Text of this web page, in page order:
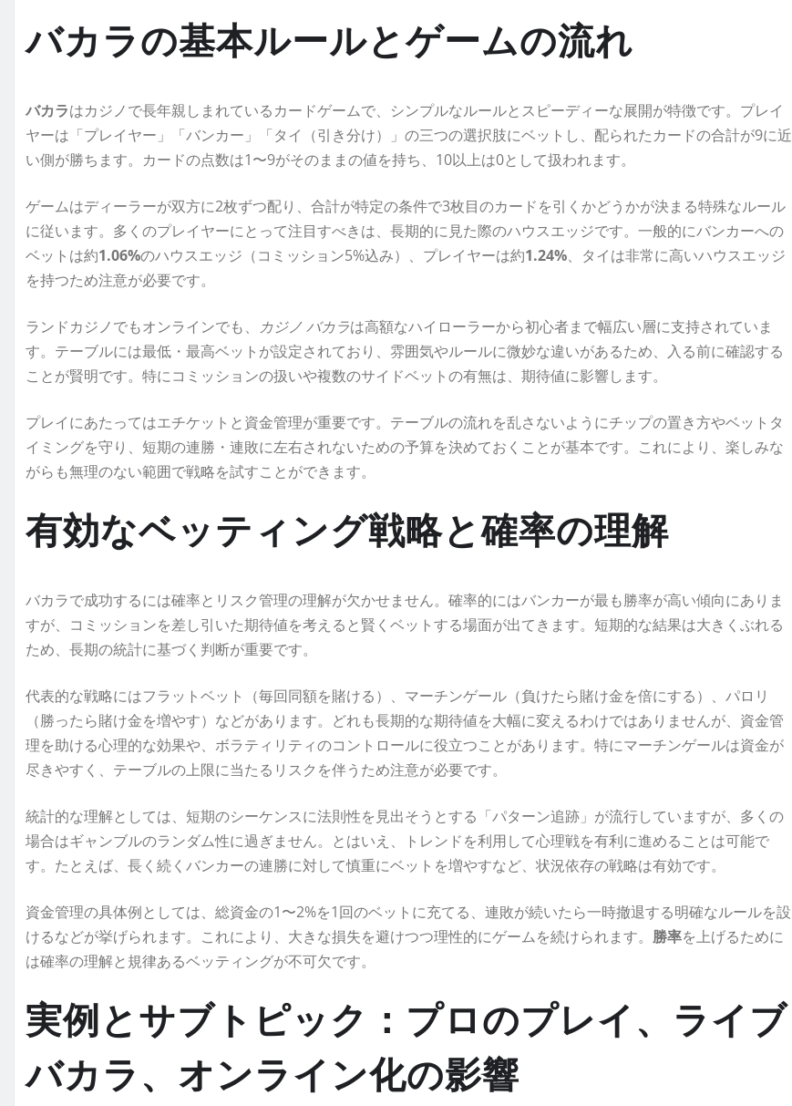
バカラの基本ルールとゲームの流れ
バカラはカジノで長年親しまれているカードゲームで、シンプルなルールとスピーディーな展開が特徴です。プレイ
ヤーは「プレイヤー」「バンカー」「タイ（引き分け）」の三つの選択肢にベットし、配られたカードの合計が9に近
い側が勝ちます。カードの点数は1〜9がそのままの値を持ち、10以上は0として扱われます。
ゲームはディーラーが双方に2枚ずつ配り、合計が特定の条件で3枚目のカードを引くかどうかが決まる特殊なルール
に従います。多くのプレイヤーにとって注目すべきは、長期的に見た際のハウスエッジです。一般的にバンカーへの
ベットは約1.06%のハウスエッジ（コミッション5%込み）、プレイヤーは約1.24%、タイは非常に高いハウスエッジ
を持つため注意が必要です。
ランドカジノでもオンラインでも、 カジノ バカラは高額なハイローラーから初心者まで幅広い層に支持されていま
す。テーブルには最低・最高ベットが設定されており、雰囲気やルールに微妙な違いがあるため、入る前に確認する
ことが賢明です。特にコミッションの扱いや複数のサイドベットの有無は、期待値に影響します。
プレイにあたってはエチケットと資金管理が重要です。テーブルの流れを乱さないようにチップの置き方やベットタ
イミングを守り、短期の連勝・連敗に左右されないための予算を決めておくことが基本です。これにより、楽しみな
がらも無理のない範囲で戦略を試すことができます。
有効なベッティング戦略と確率の理解
バカラで成功するには確率とリスク管理の理解が欠かせません。確率的にはバンカーが最も勝率が高い傾向にありま
すが、コミッションを差し引いた期待値を考えると賢くベットする場面が出てきます。短期的な結果は大きくぶれる
ため、長期の統計に基づく判断が重要です。
代表的な戦略にはフラットベット（毎回同額を賭ける）、マーチンゲール（負けたら賭け金を倍にする）、パロリ
（勝ったら賭け金を増やす）などがあります。どれも長期的な期待値を大幅に変えるわけではありませんが、資金管
理を助ける心理的な効果や、ボラティリティのコントロールに役立つことがあります。特にマーチンゲールは資金が
尽きやすく、テーブルの上限に当たるリスクを伴うため注意が必要です。
統計的な理解としては、短期のシーケンスに法則性を見出そうとする「パターン追跡」が流行していますが、多くの
場合はギャンブルのランダム性に過ぎません。とはいえ、トレンドを利用して心理戦を有利に進めることは可能で
す。たとえば、長く続くバンカーの連勝に対して慎重にベットを増やすなど、状況依存の戦略は有効です。
資金管理の具体例としては、総資金の1〜2%を1回のベットに充てる、連敗が続いたら一時撤退する明確なルールを設
けるなどが挙げられます。これにより、大きな損失を避けつつ理性的にゲームを続けられます。 勝率を上げるために
は確率の理解と規律あるベッティングが不可欠です。
実例とサブトピック：プロのプレイ、ライブ
バカラ、オンライン化の影響